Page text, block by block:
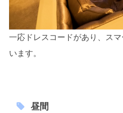
一応ドレスコードがあり、ス
います。
昼間